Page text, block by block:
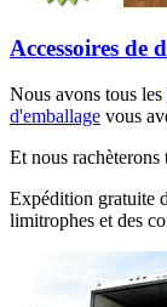
Accessoires de
Nous avons tous les
d'emballage vous
Et nous rachèterons
Expédition gratuite
limitrophes et des